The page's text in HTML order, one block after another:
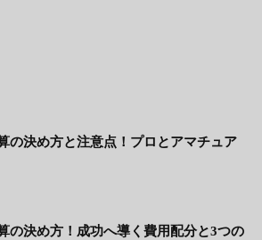
の決め方と注意点！プロとアマチュア
の決め方！成功へ導く費用配分と3つの